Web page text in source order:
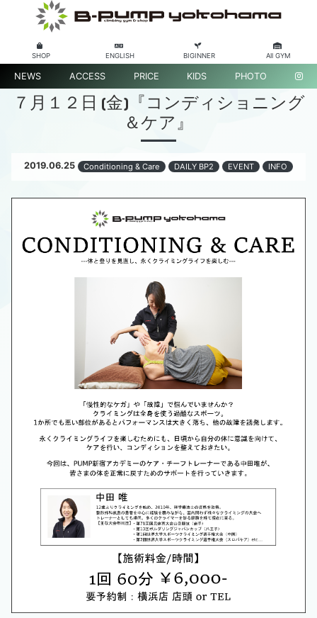
SHOP ENGLISH BIGINNER All GYM
NEWS ACCESS PRICE KIDS PHOTO
７月１２日 (金)『コンディショニング
＆ケア』
2019.06.25 Conditioning & Care DAILY BP2 EVENT INFO